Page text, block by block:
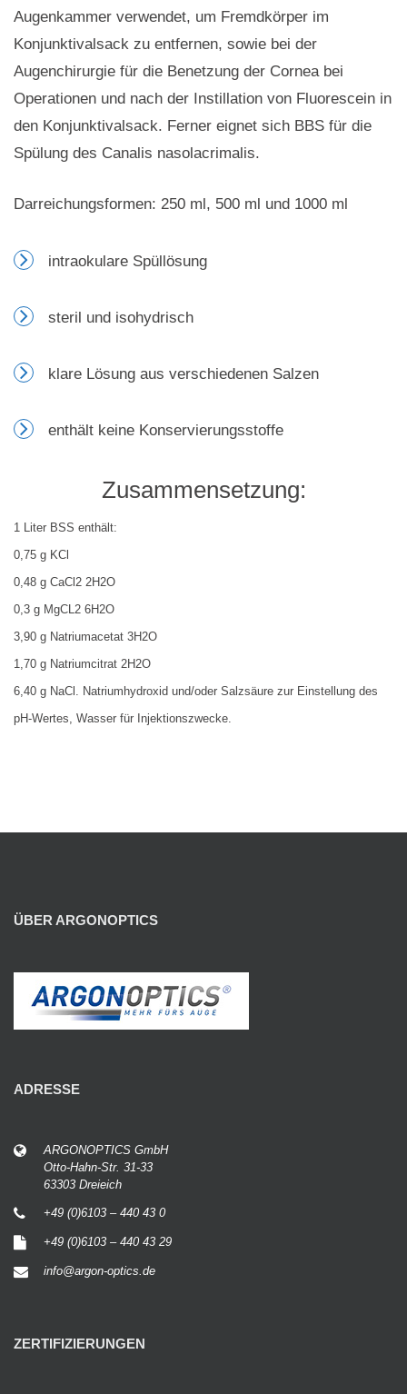
Augenkammer verwendet, um Fremdkörper im
Konjunktivalsack zu entfernen, sowie bei der
Augenchirurgie für die Benetzung der Cornea bei
Operationen und nach der Instillation von Fluorescein in
den Konjunktivalsack. Ferner eignet sich BBS für die
Spülung des Canalis nasolacrimalis.
Darreichungsformen: 250 ml, 500 ml und 1000 ml
intraokulare Spüllösung
steril und isohydrisch
klare Lösung aus verschiedenen Salzen
enthält keine Konservierungsstoffe
Zusammensetzung:
1 Liter BSS enthält:
0,75 g KCl
0,48 g CaCl2 2H2O
0,3 g MgCL2 6H2O
3,90 g Natriumacetat 3H2O
1,70 g Natriumcitrat 2H2O
6,40 g NaCl. Natriumhydroxid und/oder Salzsäure zur Einstellung des
pH-Wertes, Wasser für Injektionszwecke.
ÜBER ARGONOPTICS
ADRESSE
ARGONOPTICS GmbH
Otto-Hahn-Str. 31-33
63303 Dreieich
+49 (0)6103 – 440 43 0
+49 (0)6103 – 440 43 29
info@argon-optics.de
ZERTIFIZIERUNGEN